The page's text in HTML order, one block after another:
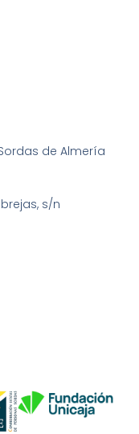
de Almería
s/n